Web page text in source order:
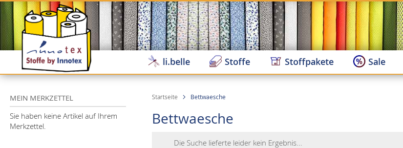
Direkt
zum
Inhalt
li.belle Stoffe Stoffpakete Sale
Startseite Bettwaesche
Bettwaesche
Die Suche lieferte leider kein Ergebnis...
MEIN MERKZETTEL
Sie haben keine Artikel auf Ihrem
Merkzettel.